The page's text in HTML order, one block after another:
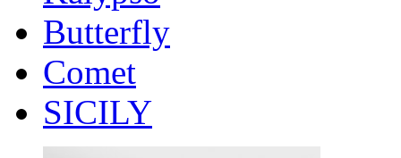
Butterfly
Comet
SICILY